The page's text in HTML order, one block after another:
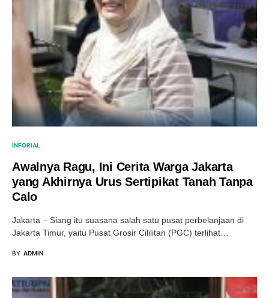
INFORIAL
Awalnya Ragu, Ini Cerita Warga Jakarta
yang Akhirnya Urus Sertipikat Tanah Tanpa
Calo
Jakarta – Siang itu suasana salah satu pusat perbelanjaan di
Jakarta Timur, yaitu Pusat Grosir Cililitan (PGC) terlihat…
BY ADMIN